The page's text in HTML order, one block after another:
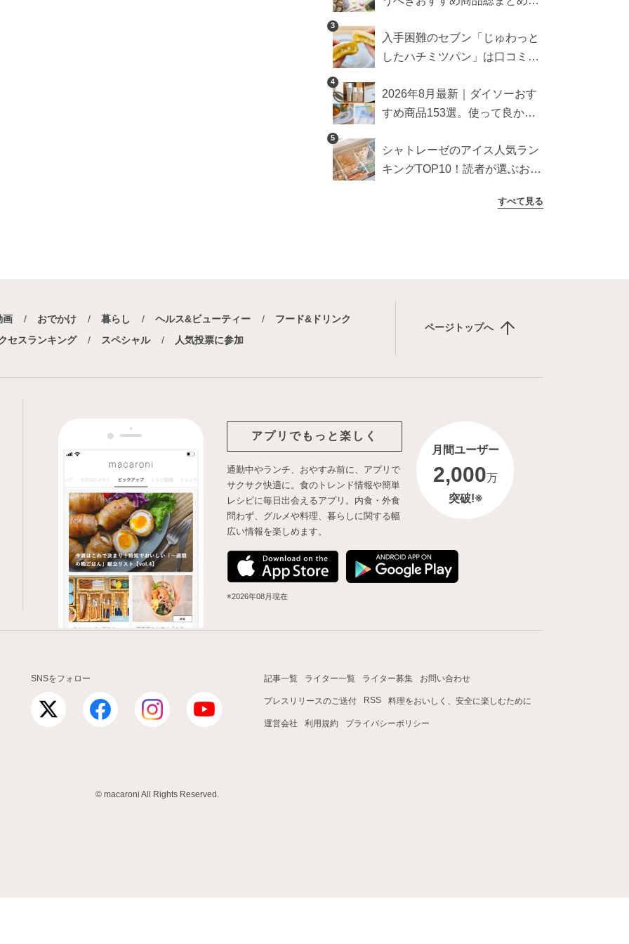
3
入手困難のセブン「じゅわっと
したハチミツパン」は口コミ通
検証
4
2026年8月最新｜ダイソーおす
すめ商品153選。使って良かっ
5
シャトレーゼのアイス人気ラン
キングTOP10！読者が選ぶおす
すべて見る
画 おでかけ 暮らし ヘルス&ビューティー
フード&ドリンク
セスランキング
スペシャル 人気投票に参加
ページトップへ
アプリでもっと楽しく
通勤中やランチ、おやすみ前に、アプリで
サクサク快適に。食のトレンド情報や簡単
レシピに毎日出会えるアプリ。内食・外食
問わず、グルメや料理、暮らしに関する幅
広い情報を楽しめます。
月間ユーザー
2,000万
突破!※
※2026年08月現在
SNSをフォロー 記事一覧 ライター一覧 ライター募集 お問い合わせ
プレスリリースのご送付 RSS 料理をおいしく、安全に楽しむために
運営会社 利用規約 プライバシーポリシー
© macaroni All Rights Reserved.